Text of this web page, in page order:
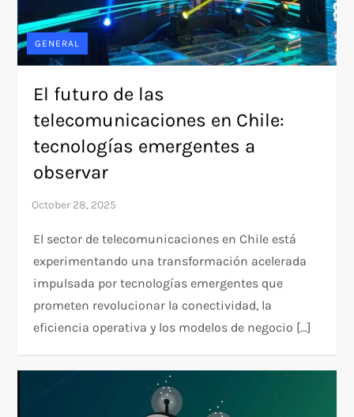
GENERAL
El futuro de las
telecomunicaciones en Chile:
tecnologías emergentes a
observar
El sector de telecomunicaciones en Chile está
experimentando una transformación acelerada
impulsada por tecnologías emergentes que
prometen revolucionar la conectividad, la
eficiencia operativa y los modelos de negocio […]